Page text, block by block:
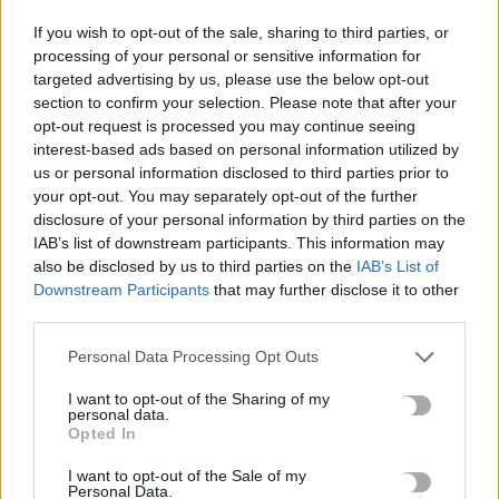
If you wish to opt-out of the sale, sharing to third parties, or
processing of your personal or sensitive information for
targeted advertising by us, please use the below opt-out
section to confirm your selection. Please note that after your
opt-out request is processed you may continue seeing
interest-based ads based on personal information utilized by
us or personal information disclosed to third parties prior to
your opt-out. You may separately opt-out of the further
disclosure of your personal information by third parties on the
IAB’s list of downstream participants. This information may
also be disclosed by us to third parties on the IAB’s List of
Downstream Participants that may further disclose it to other
Personal Data Processing Opt Outs
I want to opt-out of the Sharing of my
personal data.
Opted In
I want to opt-out of the Sale of my
Personal Data.
την Πολιτική Προστασία, η υποχρέωση συντήρησης
καθαρισμού καθ’ όλη τη διάρκεια της αντιπυρικής
περιόδου,
3. Εισάγονται εξαιρέσεις στο πεδίο εφαρμογής (εκτός
των διαμορφωμένων κήπων που συνεχίζει να ισχύει
εισάγεται εξαίρεση και για τις γεωργικές καλλιέργειες
και βοσκήσιμες γαίες, τους χώρους με αδυναμία
πρόσβασης κ.α.),
4. Εισάγεται πρόβλεψη για την προστασία της χλωρίδας
και της βιοποικιλότητας και προστίθεται άρθρο που
καθορίζει τη διαχείριση των προϊόντων καθαρισμού με
την εφαρμογή του Κανονισμού Καθαριότητας των
σημείων απόθεσης,
Κ.Ε.Π. ή στις Πυροσβεστικές Υπηρεσίες, σε περίπτωση